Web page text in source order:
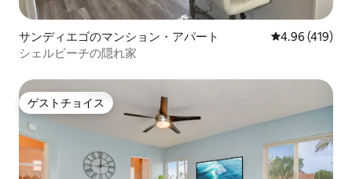
サンディエゴのマンション・アパート レビュー419
4.96 (419)
シェルビーチの隠れ家
ゲストチョイス
ゲストチョイス